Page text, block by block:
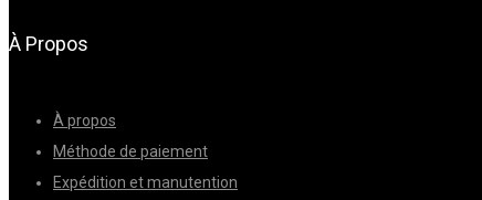
À Propos
À propos
Méthode de paiement
Expédition et manutention